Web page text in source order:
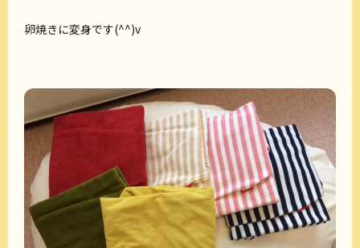
卵焼きに変身です(^^)v